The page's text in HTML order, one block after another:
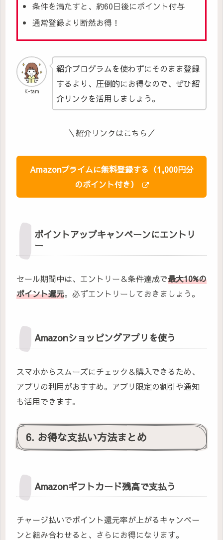
条件を満たすと、約60日後にポイント付与
通常登録より断然お得！
K-tam
紹介プログラムを使わずにそのまま登録
するより、圧倒的にお得なので、ぜひ紹
介リンクを活用しましょう。
＼紹介リンクはこちら／
Amazonプライムに無料登録する（1,000円分
のポイント付き）
ポイントアップキャンペーンにエントリ
ー
セール期間中は、エントリー＆条件達成で最大10%の
ポイント還元。必ずエントリーしておきましょう。
Amazonショッピングアプリを使う
スマホからスムーズにチェック＆購入できるため、
アプリの利用がおすすめ。アプリ限定の割引や通知
も活用できます。
6. お得な支払い方法まとめ
Amazonギフトカード残高で支払う
チャージ払いでポイント還元率が上がるキャンペー
ンと組み合わせると、さらにお得になります。